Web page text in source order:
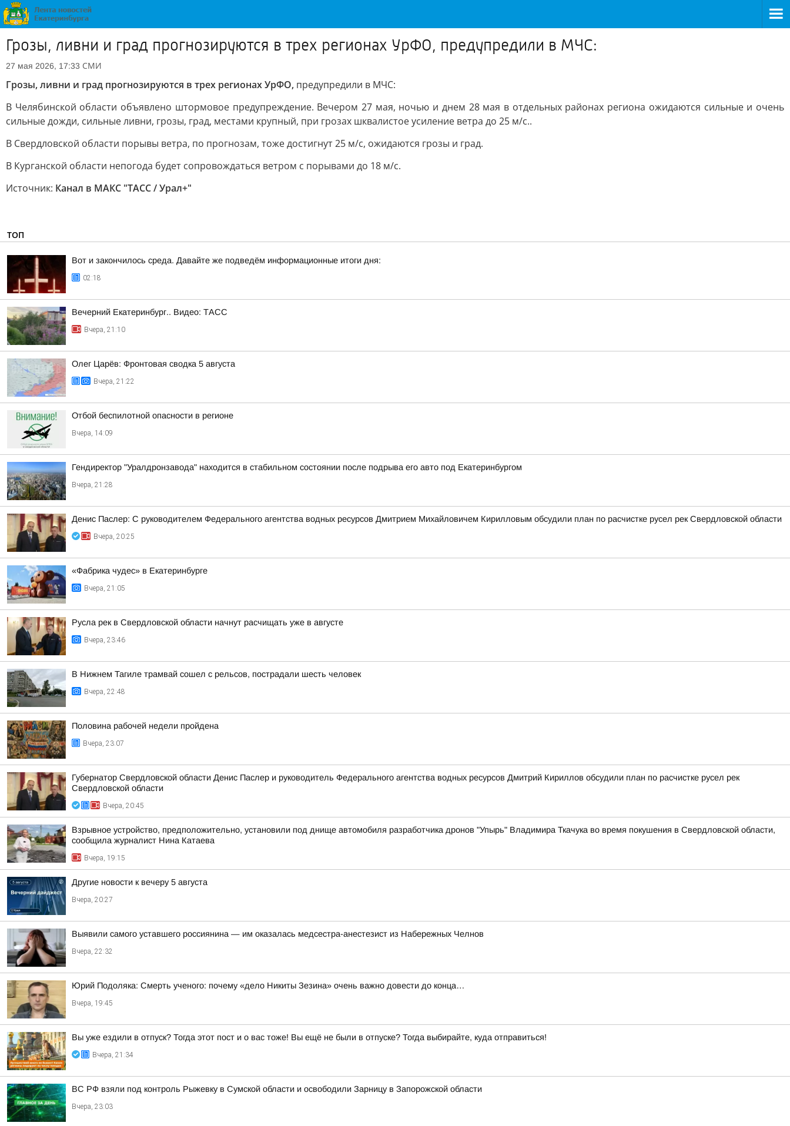
Грозы, ливни и град прогнозируются в трех регионах УрФО, предупредили в МЧС:
27 мая 2026, 17:33 СМИ
Грозы, ливни и град прогнозируются в трех регионах УрФО, предупредили в МЧС:
В Челябинской области объявлено штормовое предупреждение. Вечером 27 мая, ночью и днем 28 мая в отдельных районах региона ожидаются сильные и очень
сильные дожди, сильные ливни, грозы, град, местами крупный, при грозах шквалистое усиление ветра до 25 м/с..
В Свердловской области порывы ветра, по прогнозам, тоже достигнут 25 м/с, ожидаются грозы и град.
В Курганской области непогода будет сопровождаться ветром с порывами до 18 м/с.
Источник: Канал в МАКС "ТАСС / Урал+"
ТОП
Вот и закончилось среда. Давайте же подведём информационные итоги дня:
02:18
Вечерний Екатеринбург.. Видео: ТАСС
Вчера, 21:10
Олег Царёв: Фронтовая сводка 5 августа
Вчера, 21:22
Отбой беспилотной опасности в регионе
Вчера, 14:09
Гендиректор "Уралдронзавода" находится в стабильном состоянии после подрыва его авто под Екатеринбургом
Вчера, 21:28
Денис Паслер: С руководителем Федерального агентства водных ресурсов Дмитрием Михайловичем Кирилловым обсудили план по расчистке русел рек Свердловской области
Вчера, 20:25
«Фабрика чудес» в Екатеринбурге
Вчера, 21:05
Русла рек в Свердловской области начнут расчищать уже в августе
Вчера, 23:46
В Нижнем Тагиле трамвай сошел с рельсов, пострадали шесть человек
Вчера, 22:48
Половина рабочей недели пройдена
Вчера, 23:07
Губернатор Свердловской области Денис Паслер и руководитель Федерального агентства водных ресурсов Дмитрий Кириллов обсудили план по расчистке русел рек
Свердловской области
Вчера, 20:45
Взрывное устройство, предположительно, установили под днище автомобиля разработчика дронов "Упырь" Владимира Ткачука во время покушения в Свердловской области,
сообщила журналист Нина Катаева
Вчера, 19:15
Другие новости к вечеру 5 августа
Вчера, 20:27
Выявили самого уставшего россиянина — им оказалась медсестра-анестезист из Набережных Челнов
Вчера, 22:32
Юрий Подоляка: Смерть ученого: почему «дело Никиты Зезина» очень важно довести до конца…
Вчера, 19:45
Вы уже ездили в отпуск? Тогда этот пост и о вас тоже! Вы ещё не были в отпуске? Тогда выбирайте, куда отправиться!
Вчера, 21:34
ВС РФ взяли под контроль Рыжевку в Сумской области и освободили Зарницу в Запорожской области
Вчера, 23:03